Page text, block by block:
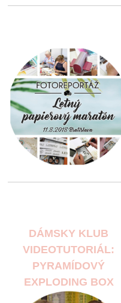
DÁMSKY KLUB
VIDEOTUTORIÁL:
PYRAMÍDOVÝ
EXPLODING BOX